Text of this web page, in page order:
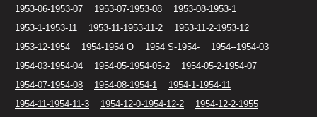
1953-06-1953-07 1953-07-1953-08
1953-08-1953-1
1953-1-1953-11
1953-11-1953-11-2
1953-11-2-1953-12
1953-12-1954
1954-1954 O 1954 S-1954-
1954--1954-03
1954-03-1954-04
1954-05-1954-05-2
1954-05-2-1954-07
1954-07-1954-08
1954-08-1954-1
1954-1-1954-11
1954-11-1954-11-3
1954-12-0-1954-12-2
1954-12-2-1955